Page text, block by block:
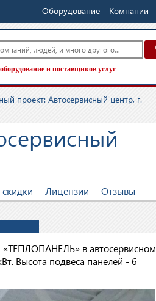
Оборудование Компании
и поставщиков услуг
проект: Автосервисный центр, г.
Лицензии Отзывы
«ТЕПЛОПАНЕЛЬ» в автосервисном
Высота подвеса панелей - 6